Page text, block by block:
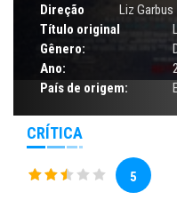
Direção
Liz Garbus
Título original
Gênero:
Ano:
País de origem:
CRÍTICA
5